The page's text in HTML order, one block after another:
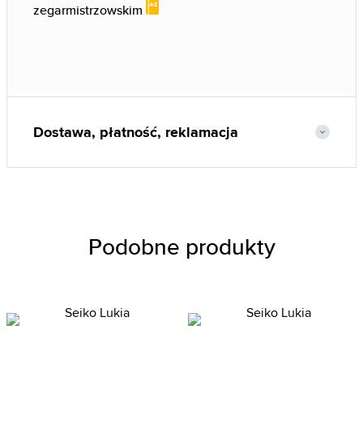
zegarmistrzowskim
Dostawa, płatność, reklamacja
Podobne produkty